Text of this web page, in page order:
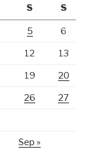
S S
5 6
12 13
19 20
26 27
Sep »